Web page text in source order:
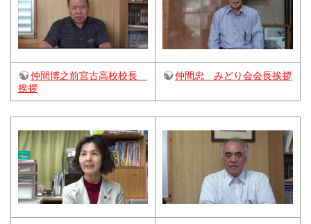
仲間博之前宮古高校校長
挨拶
仲間忠 みどり会会長挨拶